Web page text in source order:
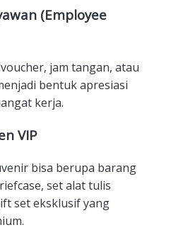
(Employee
jam tangan, atau
bentuk apresiasi
kerja.
VIP
bisa berupa barang
set alat tulis
set eksklusif yang